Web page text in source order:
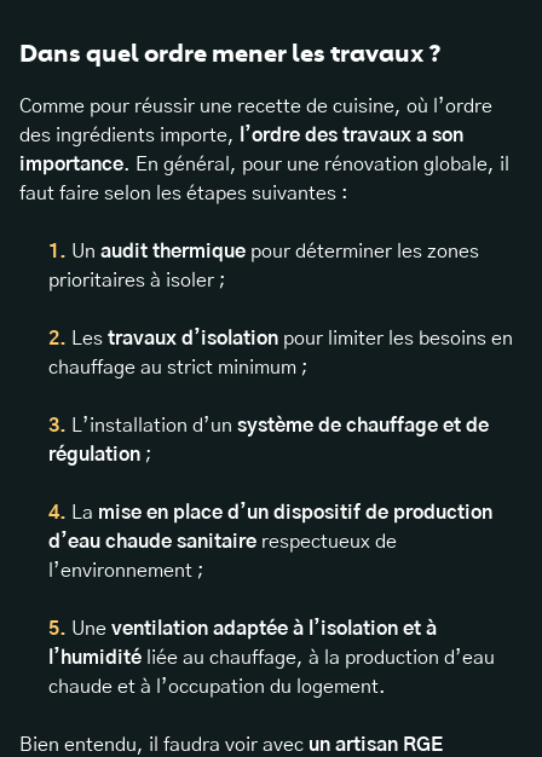
Dans quel ordre mener les travaux ?
Comme pour réussir une recette de cuisine, où l’ordre
des ingrédients importe,
l’ordre des travaux a son
importance. En général, pour une rénovation globale, il
faut faire selon les étapes suivantes :
Un audit thermique pour déterminer les zones
prioritaires à isoler ;
Les travaux d’isolation pour limiter les besoins en
chauffage au strict minimum ;
L’installation d’un système de chauffage et de
régulation ;
La mise en place d’un dispositif de production
d’eau chaude sanitaire respectueux de
l’environnement ;
Une ventilation adaptée à l’isolation et à
l’humidité liée au chauffage, à la production d’eau
chaude et à l’occupation du logement.
Bien entendu, il faudra voir avec un artisan RGE